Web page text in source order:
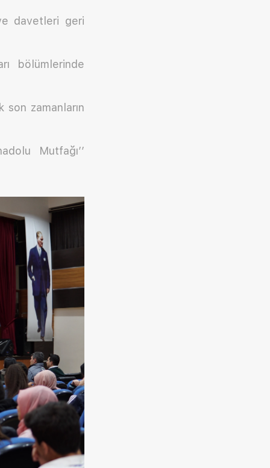
davetleri geri
bölümlerinde
zamanların
Mutfağı’’